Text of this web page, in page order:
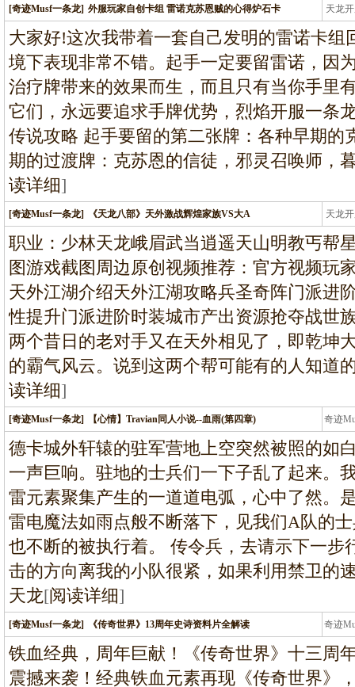
[奇迹Musf一条龙] 外服玩家自创卡组 雷诺克苏恩贼的心得炉石卡 天龙
龙
大家好!这次我带着一套自己发明的雷诺卡组
境下表现非常不错。起手一定要留雷诺，因
治疗牌带来的效果而生，而且只有当你手里
它们，永远要追求手牌优势，烈焰开服一条
传说攻略 起手要留的第二张牌：各种早期的
期的过渡牌：克苏恩的信徒，邪灵召唤师，
读详细]
[奇迹Musf一条龙] 《天龙八部》天外激战辉煌家族VS大A 天龙
龙
职业：少林天龙峨眉武当逍遥天山明教丐帮
图游戏截图周边原创视频推荐：官方视频玩
天外江湖介绍天外江湖攻略兵圣奇阵门派进
性提升门派进阶时装城市产出资源抢夺战世
两个昔日的老对手又在天外相见了，即乾坤
的霸气风云。说到这两个帮可能有的人知道
读详细]
[奇迹Musf一条龙] 【心情】Travian同人小说--血雨(第四章) 奇迹
条
德卡城外轩辕的驻军营地上空突然被照的如
一声巨响。驻地的士兵们一下子乱了起来。
雷元素聚集产生的一道道电弧，心中了然。
雷电魔法如雨点般不断落下，见我们A队的
也不断的被执行着。 传令兵，去请示下一步
击的方向离我的小队很紧，如果利用禁卫的
天龙[阅读详细]
[奇迹Musf一条龙] 《传奇世界》13周年史诗资料片全解读 奇迹
条
铁血经典，周年巨献！《传奇世界》十三周
震撼来袭！经典铁血元素再现《传奇世界》